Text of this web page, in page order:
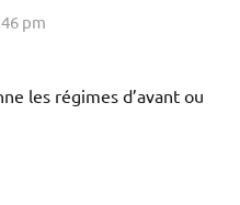
pm
les régimes d’avant ou